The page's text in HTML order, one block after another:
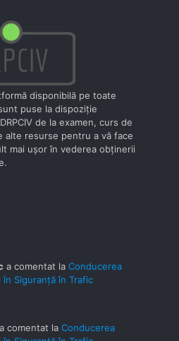
disponibilă pe toate
puse la dispoziţie
de la examen, curs de
alte resurse pentru a vă face
mai uşor în vederea obţinerii
a comentat la Conducerea
în Siguranță în Trafic
a comentat la Conducerea